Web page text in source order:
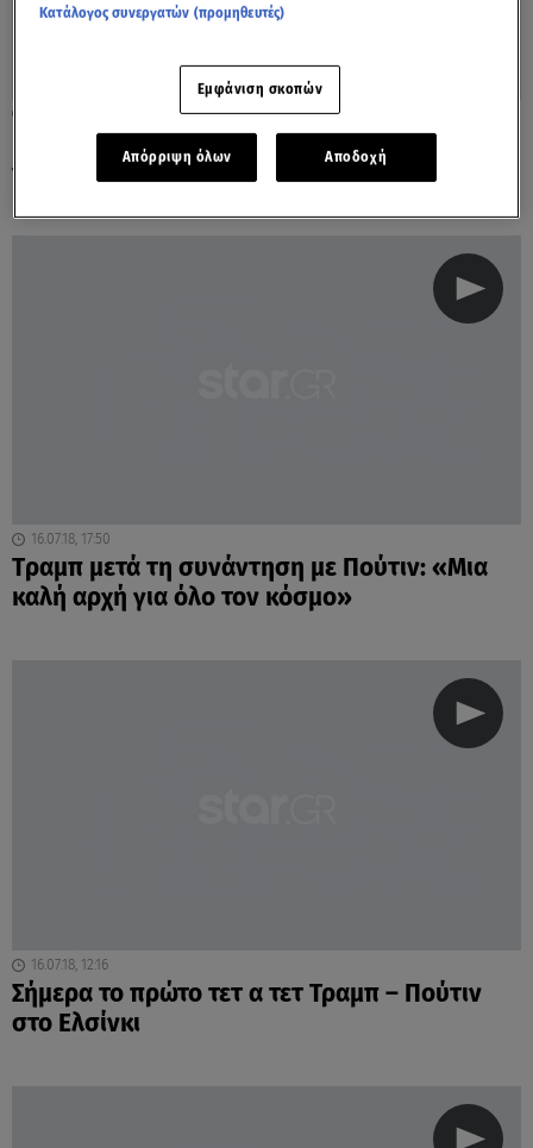
Κωνσταντίνα Σπυροπούλου: Με νέο
γοητευτικό συνοδό στο πλευρό της!
16.07.18, 17:50
Tραμπ μετά τη συνάντηση με Πούτιν: «Μια
καλή αρχή για όλο τον κόσμο»
16.07.18, 12:16
Σήμερα το πρώτο τετ α τετ Τραμπ – Πούτιν
στο Ελσίνκι
Κατάλογος συνεργατών (προμηθευτές)
Εμφάνιση σκοπών
Απόρριψη όλων Αποδοχή